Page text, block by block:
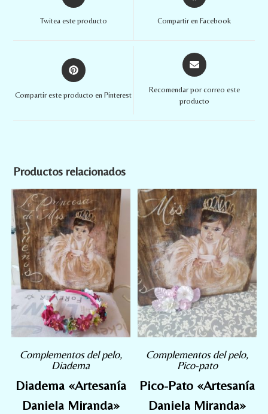
Twitea este producto Compartir en Facebook
Compartir este producto en Pinterest
Recomendar por correo este
producto
Productos relacionados
Complementos del pelo,
Diadema
Diadema «Artesanía
Daniela Miranda»
Complementos del pelo,
Pico-pato
Pico-Pato «Artesanía
Daniela Miranda»